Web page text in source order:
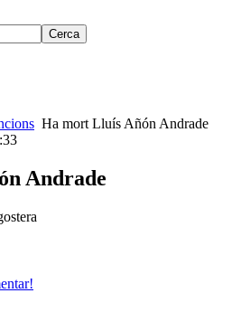
Ha mort Lluís Añón Andrade
Andrade